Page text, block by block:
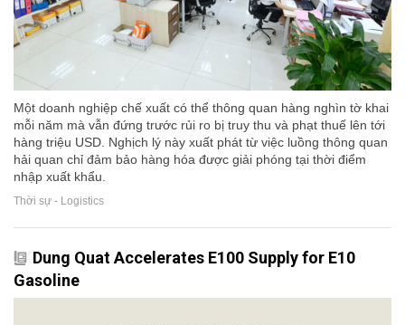
Một doanh nghiệp chế xuất có thể thông quan hàng nghìn tờ khai
mỗi năm mà vẫn đứng trước rủi ro bị truy thu và phạt thuế lên tới
hàng triệu USD. Nghịch lý này xuất phát từ việc luồng thông quan
hải quan chỉ đảm bảo hàng hóa được giải phóng tại thời điểm
nhập xuất khẩu.
Thời sự - Logistics
Dung Quat Accelerates E100 Supply for E10
Gasoline